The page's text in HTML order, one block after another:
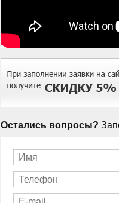
Остались вопросы?